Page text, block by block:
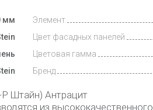
мм
Элемент
Цвет фасадных панелей
Цветовая гамма
Бренд
Штайн) Антрацит
из высококачественного